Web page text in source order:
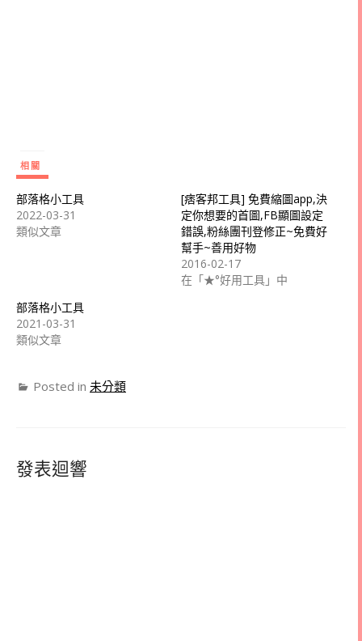
相關
部落格小工具
2022-03-31
類似文章
[痞客邦工具] 免費縮圖app,決
定你想要的首圖,FB顯圖設定
錯誤,粉絲團刊登修正~免費好
幫手~善用好物
2016-02-17
在「★°好用工具」中
部落格小工具
2021-03-31
類似文章
Posted in 未分類
發表迴響